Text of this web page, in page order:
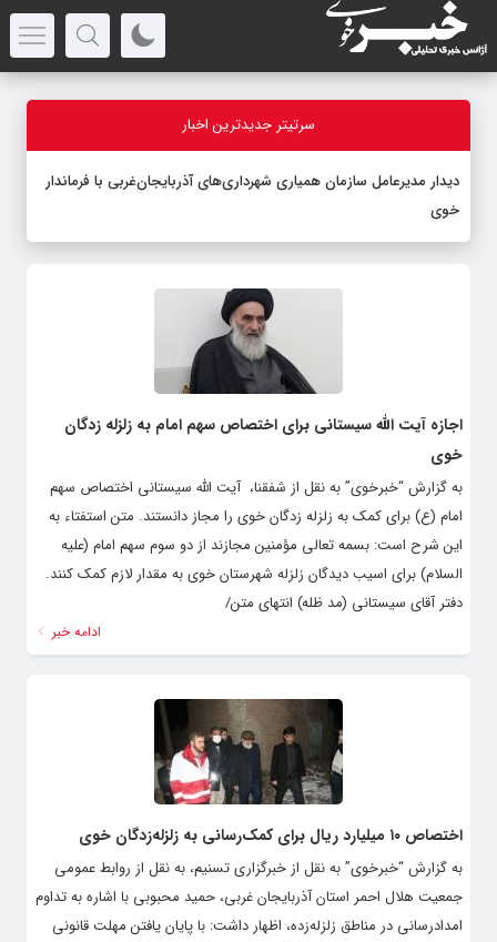
سرتیتر جدیدترین اخبار
دیدار مدیرعامل سازمان همیاری شهرداری‌های آذربایجان‌غربی با فرماندار
خوی
اجازه آیت الله سیستانی برای اختصاص سهم امام به زلزله زدگان
خوی
به گزارش “خبرخوی” به نقل از شفقنا، آیت الله سیستانی اختصاص سهم
امام (ع) برای کمک به زلزله زدگان خوی را مجاز دانستند. متن استفتاء به
این شرح است: بسمه تعالی مؤمنین مجازند از دو سوم سهم امام (علیه
السلام) برای اسیب دیدگان زلزله شهرستان خوی به مقدار لازم کمک کنند.
دفتر آقای سیستانی (مد ظله) انتهای متن/
ادامه خبر
اختصاص ۱۰ میلیارد ریال برای کمک‌رسانی به زلزله‌زدگان خوی
به گزارش “خبرخوی” به نقل از خبرگزاری تسنیم، به نقل از روابط عمومی
جمعیت هلال احمر استان آذربایجان غربی، حمید محبوبی با اشاره به تداوم
امدادرسانی در مناطق زلزله‌زده، اظهار داشت: با پایان یافتن مهلت قانونی